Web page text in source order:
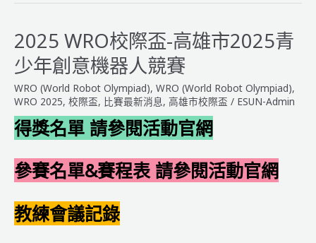
盃-
苗
栗
2025
山
城
創
意
器
人
2025 WRO校際盃-高雄市2025青
少年創意機器人競賽
WRO (World Robot Olympiad), WRO (World Robot Olympiad),
WRO 2025, 校際盃, 比賽最新消息, 高雄市校際盃 / ESUN-Admin
得獎名單 請參閱活動官網
參賽名單&賽程表 請參閱活動官網
教練會議記錄